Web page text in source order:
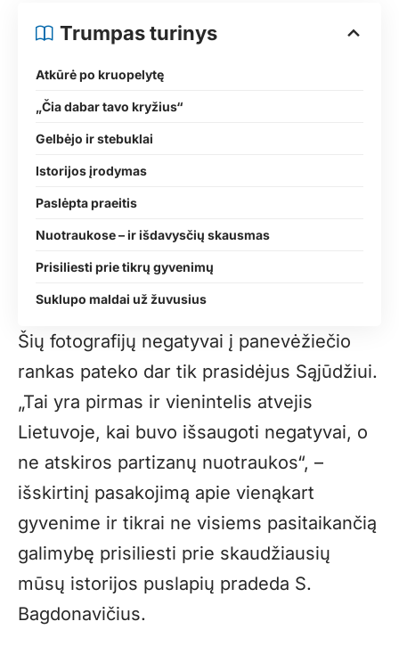
Trumpas turinys
Atkūrė po kruopelytę
„Čia dabar tavo kryžius“
Gelbėjo ir stebuklai
Istorijos įrodymas
Paslėpta praeitis
Nuotraukose – ir išdavysčių skausmas
Prisiliesti prie tikrų gyvenimų
Suklupo maldai už žuvusius
Šių fotografijų negatyvai į panevėžiečio
rankas pateko dar tik prasidėjus Sąjūdžiui.
„Tai yra pirmas ir vienintelis atvejis
Lietuvoje, kai buvo išsaugoti negatyvai, o
ne atskiros partizanų nuotraukos“, –
išskirtinį pasakojimą apie vienąkart
gyvenime ir tikrai ne visiems pasitaikančią
galimybę prisiliesti prie skaudžiausių
mūsų istorijos puslapių pradeda S.
Bagdonavičius.